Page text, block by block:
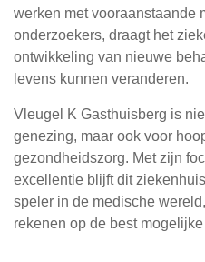
werken met vooraanstaande
onderzoekers, draagt het
ontwikkeling van nieuwe
levens kunnen veranderen.
Vleugel K Gasthuisberg is
genezing, maar ook voor
gezondheidszorg. Met zijn
excellentie blijft dit
speler in de medische
rekenen op de best mogelijke